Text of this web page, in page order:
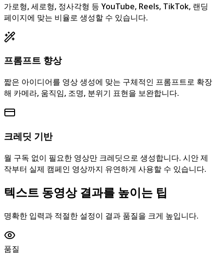
가로형, 세로형, 정사각형 등 YouTube, Reels, TikTok, 랜딩
페이지에 맞는 비율로 생성할 수 있습니다.
프롬프트 향상
짧은 아이디어를 영상 생성에 맞는 구체적인 프롬프트로 확장
해 카메라, 움직임, 조명, 분위기 표현을 보완합니다.
크레딧 기반
월 구독 없이 필요한 영상만 크레딧으로 생성합니다. 시안 제
작부터 실제 캠페인 영상까지 유연하게 사용할 수 있습니다.
텍스트 동영상 결과를 높이는 팁
명확한 입력과 적절한 설정이 결과 품질을 크게 높입니다.
품질